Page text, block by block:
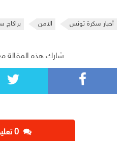
أخبار سكرة تونس الامن براكاج
شارك هذه المقالة